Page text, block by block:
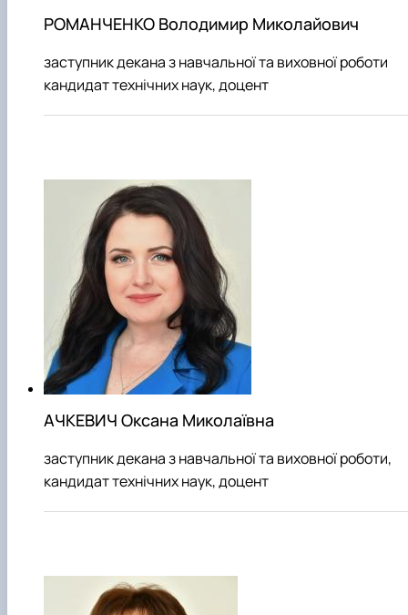
РОМАНЧЕНКО Володимир Миколайович
заступник декана з навчальної та виховної роботи
кандидат технічних наук, доцент
АЧКЕВИЧ Оксана Миколаївна
заступник декана з навчальної та виховної роботи,
кандидат технічних наук, доцент